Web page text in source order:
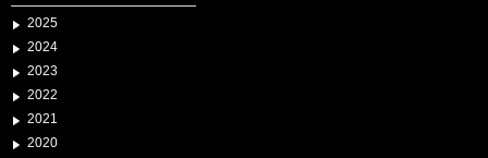
2025
2024
2023
2022
2021
2020